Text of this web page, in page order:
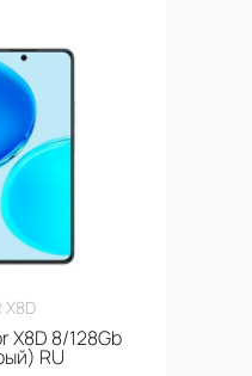
X8D
X8D 8/128Gb
RU